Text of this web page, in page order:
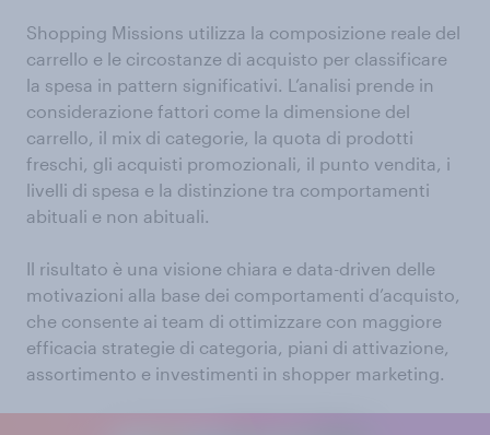
Shopping Missions utilizza la composizione reale del
carrello e le circostanze di acquisto per classificare
la spesa in pattern significativi. L’analisi prende in
considerazione fattori come la dimensione del
carrello, il mix di categorie, la quota di prodotti
freschi, gli acquisti promozionali, il punto vendita, i
livelli di spesa e la distinzione tra comportamenti
abituali e non abituali.
Il risultato è una visione chiara e data-driven delle
motivazioni alla base dei comportamenti d’acquisto,
che consente ai team di ottimizzare con maggiore
efficacia strategie di categoria, piani di attivazione,
assortimento e investimenti in shopper marketing.